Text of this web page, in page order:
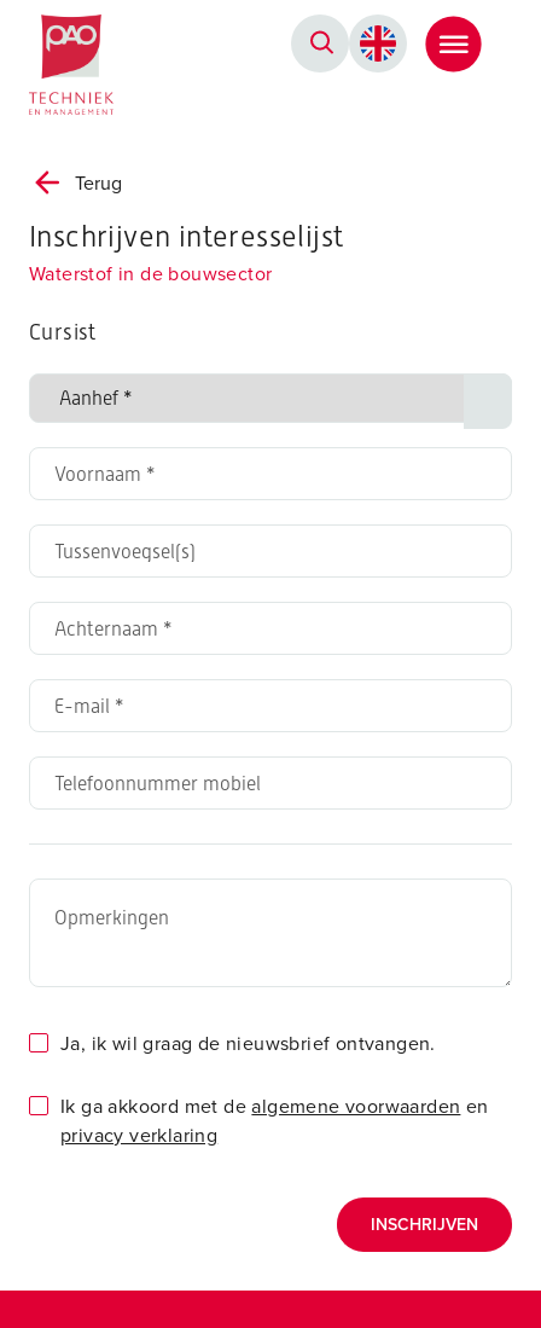
Postacademische cursussen, leergangen en opleidingen
Terug
Inschrijven interesselijst
Waterstof in de bouwsector
Cursist
Ja, ik wil graag de nieuwsbrief ontvangen.
Ik ga akkoord met dealgemene voorwaarden en
privacy verklaring
INSCHRIJVEN